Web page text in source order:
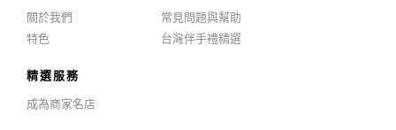
關於我們
特色
常見問題與幫助
台灣伴手禮精選
精選服務
成為商家名店